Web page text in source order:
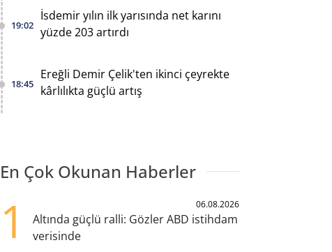
19:02
İsdemir yılın ilk yarısında net karını
yüzde 203 artırdı
18:45
Ereğli Demir Çelik'ten ikinci çeyrekte
kârlılıkta güçlü artış
En Çok Okunan Haberler
1 06.08.2026
Altında güçlü ralli: Gözler ABD istihdam
verisinde